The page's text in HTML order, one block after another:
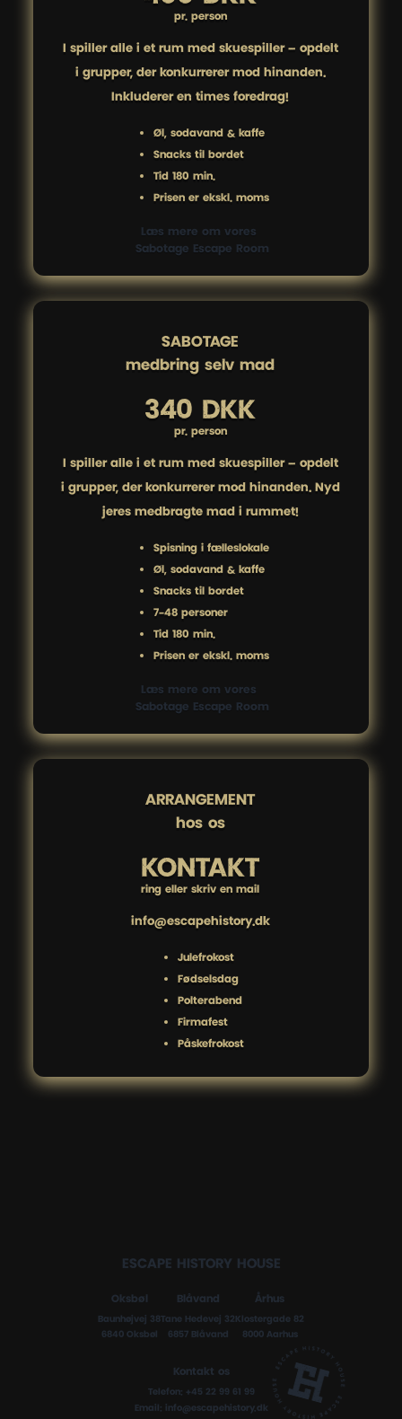
pr. person
I spiller alle i ét rum med skuespiller – opdelt
i grupper, der konkurrerer mod hinanden.
Inkluderer en times foredrag!
Øl, sodavand & kaffe
Snacks til bordet
Tid 180 min.
Prisen er ekskl. moms
Læs mere om vores
Sabotage Escape Room
SABOTAGE
medbring selv mad
340 DKK
pr. person
I spiller alle i ét rum med skuespiller – opdelt
i grupper, der konkurrerer mod hinanden. Nyd
jeres medbragte mad i rummet!
Spisning i fælleslokale
Øl, sodavand & kaffe
Snacks til bordet
7-48 personer
Tid 180 min.
Prisen er ekskl. moms
Læs mere om vores
Sabotage Escape Room
ARRANGEMENT
hos os
KONTAKT
ring eller skriv en mail
info@escapehistory.dk
Julefrokost
Fødselsdag
Polterabend
Firmafest
Påskefrokost
ESCAPE HISTORY HOUSE
Oksbøl
Baunhøjvej 38
6840 Oksbøl
Blåvand
Tane Hedevej 32
6857 Blåvand
Århus
Klostergade 82
8000 Aarhus
Kontakt os
Telefon: +45 22 99 61 99
Email: info@escapehistory.dk